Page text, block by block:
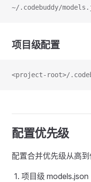
~/.codebuddy/
项目级配置
<project-root>/
配置优先级
配置合并优先级从高到
项目级 models.json